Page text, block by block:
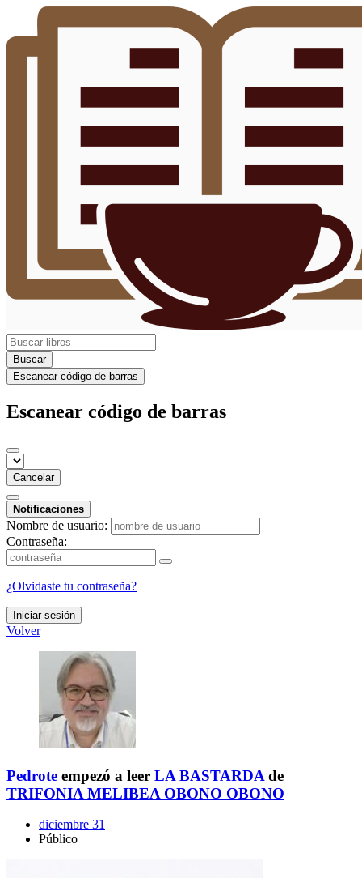
Buscar
Escanear código de barras
Escanear código de barras
Cancelar
Notificaciones
Nombre de usuario:
Contraseña:
¿Olvidaste tu contraseña?
Iniciar sesión
Volver
Pedrote empezó a leer LA BASTARDA de
TRIFONIA MELIBEA OBONO OBONO
diciembre 31
Público